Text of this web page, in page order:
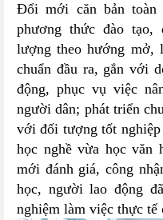
Đổi mới căn bản toàn
phương thức đào tạo,
lượng theo hướng mở,
chuẩn đầu ra, gắn với
động, phục vụ việc
người dân; phát triển
với đối tượng tốt
học nghề vừa học văn
mới đánh giá, công
học, người lao động
nghiệm làm việc thực tế